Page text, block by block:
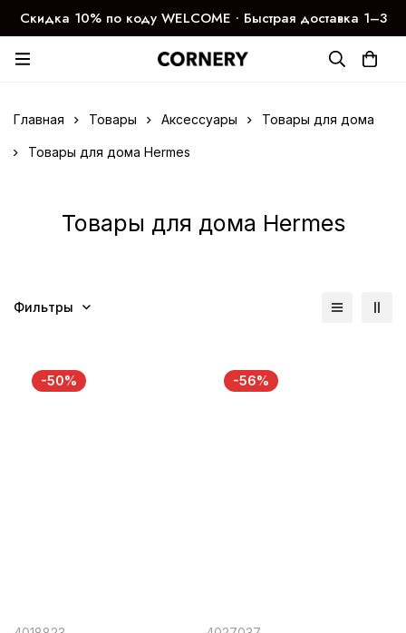
Скидка 10% по коду WELCOME ∙ Быстрая доставка 1–3
дня
Главная Товары Аксессуары Товары для дома
Товары для дома Hermes
Товары для дома Hermes
Фильтры
-50% -56%